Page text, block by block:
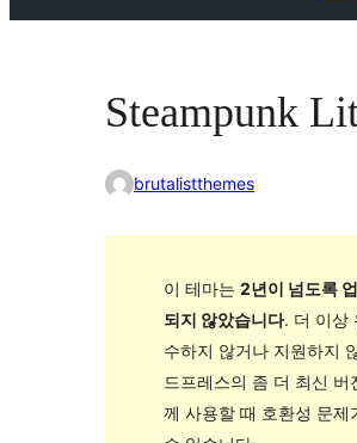
Steampunk
brutalistthemes
이 테마는 2년이 넘도록
되지 않았습니다. 더 이상
수하지 않거나 지원하지
드프레스의 좀 더 최신 버
께 사용할 때 호환성 문제